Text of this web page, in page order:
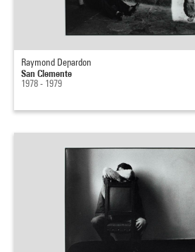
Raymond Depardon
San Clemente
1978 - 1979